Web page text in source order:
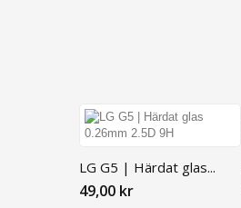
LG G5 | Härdat glas...
49,00 kr